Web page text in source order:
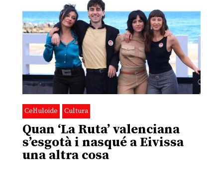
Cel·luloide Cultura
Quan ‘La Ruta’ valenciana
s’esgotà i nasqué a Eivissa
una altra cosa